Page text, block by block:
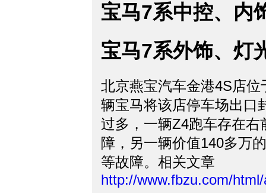
宝马7系中控、内
宝马7系外饰、灯
北京燕宝汽车金港4S店
辆宝马将该店停车场出口
过多，一辆Z4跑车存在
障，另一辆价值140多万
等故障。相关文章
http://www.fbzu.com/